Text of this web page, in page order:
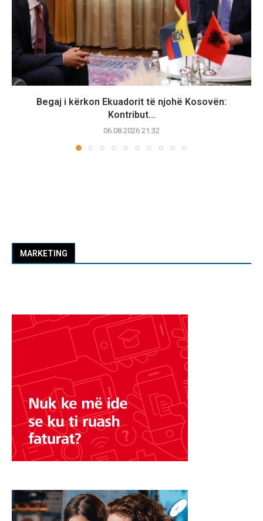
Begaj i kërkon Ekuadorit të njohë Kosovën:
Kontribut...
06.08.2026 21:32
MARKETING